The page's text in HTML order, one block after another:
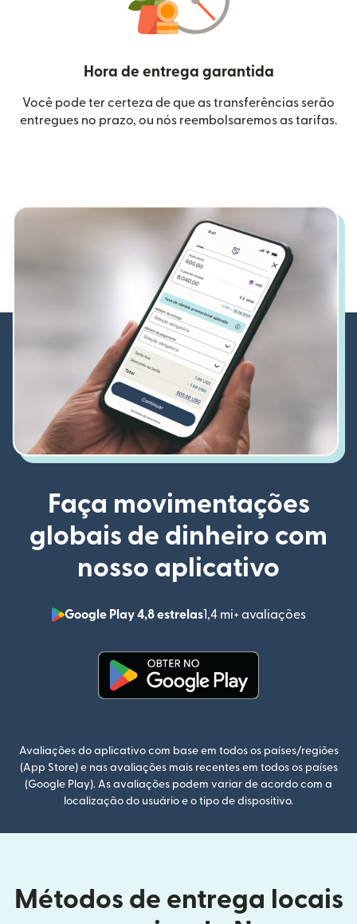
Hora de entrega garantida
Você pode ter certeza de que as transferências serão
entregues no prazo, ou nós reembolsaremos as tarifas.
Faça movimentações
globais de dinheiro com
nosso aplicativo
Google Play 4,8 estrelas1,4 mi+ avaliações
(abre
Avaliações do aplicativo com base em todos os países/regiões
(App Store) e nas avaliações mais recentes em todos os países
(Google Play). As avaliações podem variar de acordo com a
localização do usuário e o tipo de dispositivo.
Métodos de entrega locais